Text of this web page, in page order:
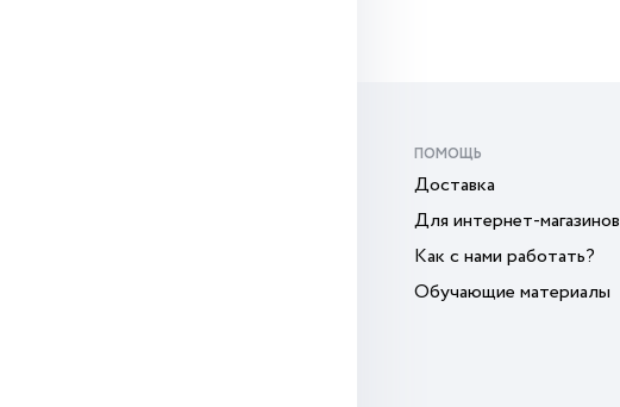
ПОМОЩЬ
Доставка
Для интернет-магазинов
Как с нами работать?
Обучающие материалы